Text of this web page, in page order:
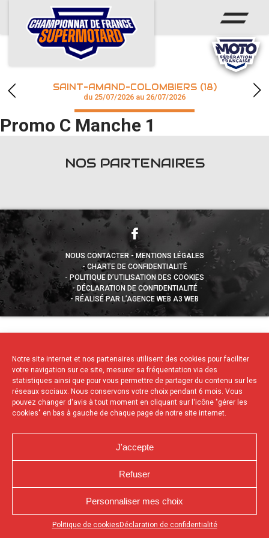
Notre site internet et nos partenaires utilisent des cookies pour faciliter
votre navigation sur ce site, mesurer sa fréquentation via des
statistiques ainsi que pour vous permettre de partager du contenu sur les
réseaux sociaux. Nous conservons votre choix pendant 6 mois. Vous
pouvez changer d'avis à tout moment en cliquant sur l'icône "gérer les
cookies" en bas à gauche de chaque page de notre site internet.
J'accepte
Refuser
Personnaliser mes choix
Politique de cookies Déclaration de confidentialité
Appuyez sur le bouton partager en bas de votre
ACCUEIL
ACTUS
CALENDRIER
CHAMPIONNAT
RÉSULTATS
SAINT-AMAND-COLOMBIERS (18)
du 25/07/2026 au 26/07/2026
Promo C Manche 1
NOS PARTENAIRES
NOUS CONTACTER
MENTIONS LÉGALES
CHARTE DE CONFIDENTIALITÉ
POLITIQUE D’UTILISATION DES COOKIES
DÉCLARATION DE CONFIDENTIALITÉ
RÉALISÉ PAR L’AGENCE WEB A3 WEB